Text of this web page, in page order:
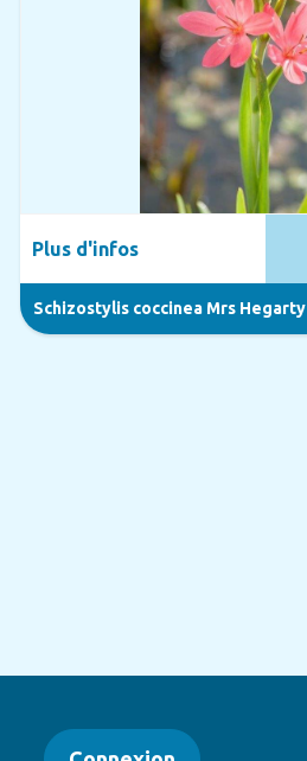
Schizostylis coccinea Mrs Hegarty
Plus d'infos